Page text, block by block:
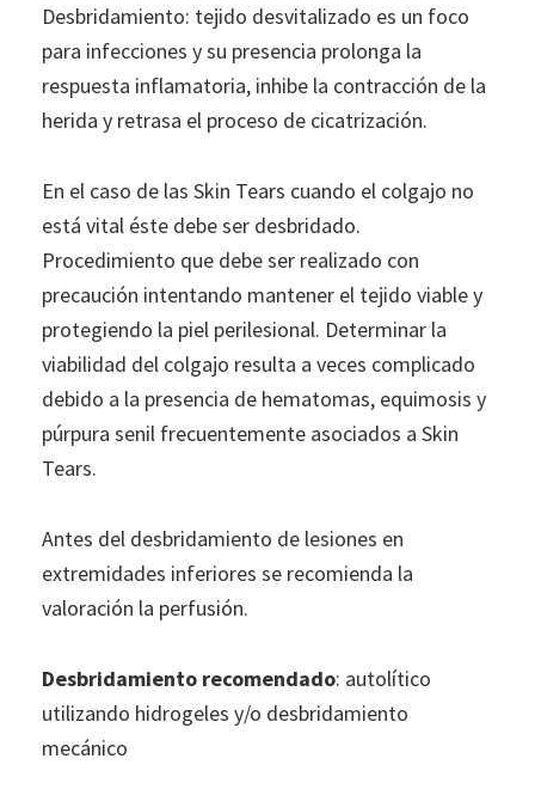
Desbridamiento: tejido desvitalizado es un foco
para infecciones y su presencia prolonga la
respuesta inflamatoria, inhibe la contracción de la
herida y retrasa el proceso de cicatrización.
En el caso de las Skin Tears cuando el colgajo no
está vital éste debe ser desbridado.
Procedimiento que debe ser realizado con
precaución intentando mantener el tejido viable y
protegiendo la piel perilesional. Determinar la
viabilidad del colgajo resulta a veces complicado
debido a la presencia de hematomas, equimosis y
púrpura senil frecuentemente asociados a Skin
Tears.
Antes del desbridamiento de lesiones en
extremidades inferiores se recomienda la
valoración la perfusión.
Desbridamiento recomendado: autolítico
utilizando hidrogeles y/o desbridamiento
mecánico